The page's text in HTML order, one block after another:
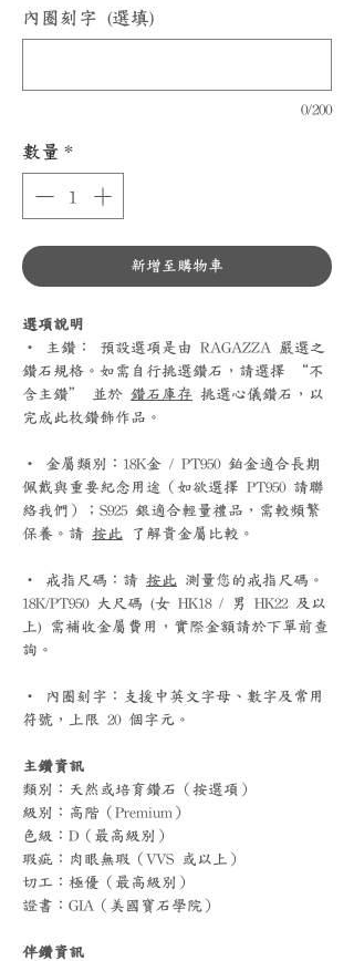
內圈刻字 (選填)
0/200
數量 *
新增至購物車
選項說明
‧ 主鑽： 預設選項是由 RAGAZZA 嚴選之
鑽石規格。如需自行挑選鑽石，請選擇 “不
含主鑽” 並於 鑽石庫存 挑選心儀鑽石，以
完成此枚鑽飾作品。
‧ 金屬類別：18K金 / PT950 鉑金適合長期
佩戴與重要紀念用途（如欲選擇 PT950 請聯
絡我們）；S925 銀適合輕量禮品，需較頻繁
保養。請 按此 了解貴金屬比較。
‧ 戒指尺碼：請 按此 測量您的戒指尺碼。
18K/PT950 大尺碼 (女 HK18 / 男 HK22 及以
上) 需補收金屬費用，實際金額請於下單前查
詢。
‧ 內圈刻字：支援中英文字母、數字及常用
符號，上限 20 個字元。
主鑽資訊
類別：天然或培育鑽石（按選項）
級別：高階（Premium）
色級：D（最高級別）
瑕疵：肉眼無瑕（VVS 或以上）
切工：極優（最高級別）
證書：GIA（美國寶石學院）
伴鑽資訊